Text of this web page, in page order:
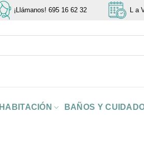
¡Llámanos! 695 16 62 32 L a
HABITACIÓN BAÑOS Y